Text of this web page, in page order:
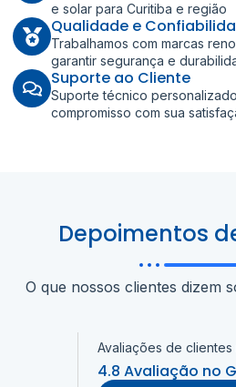
e solar para Curitiba e região
Qualidade e
Trabalhamos com marcas
garantir segurança e
Suporte ao Cliente
Suporte técnico
compromisso com sua
Depoimentos
O que nossos clientes dizem
Avaliações de clientes
4.8 Avaliação no